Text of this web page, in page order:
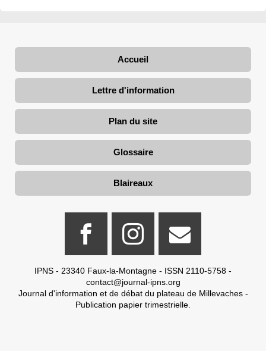
Accueil
Lettre d'information
Plan du site
Glossaire
Blaireaux
IPNS - 23340 Faux-la-Montagne - ISSN 2110-5758 -
contact@journal-ipns.org
Journal d'information et de débat du plateau de Millevaches -
Publication papier trimestrielle.